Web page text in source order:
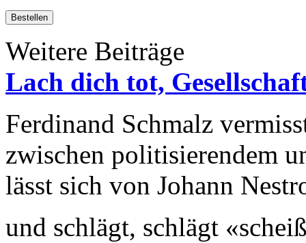
Bestellen
Weitere Beiträge
Lach dich tot,
Ferdinand Schmalz
zwischen politisierendem
lässt sich von Johann
und schlägt, schlägt